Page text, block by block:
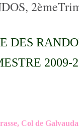
DES
2009-
Col de